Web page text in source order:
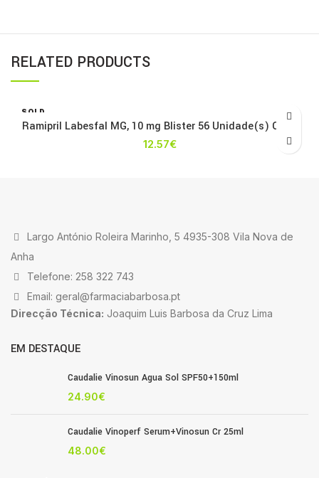
RELATED PRODUCTS
SOLD
OUT
Ramipril Labesfal MG, 10 mg Blister 56 Unidade(s) Caps
12.57€
Largo António Roleira Marinho, 5 4935-308 Vila Nova de
Anha
Telefone: 258 322 743
Email: geral@farmaciabarbosa.pt
Direcção Técnica: Joaquim Luis Barbosa da Cruz Lima
EM DESTAQUE
Caudalie Vinosun Agua Sol SPF50+150ml
24.90€
Caudalie Vinoperf Serum+Vinosun Cr 25ml
48.00€